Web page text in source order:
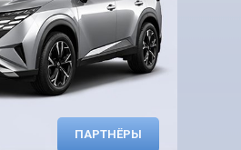
ПАРТНЁРЫ